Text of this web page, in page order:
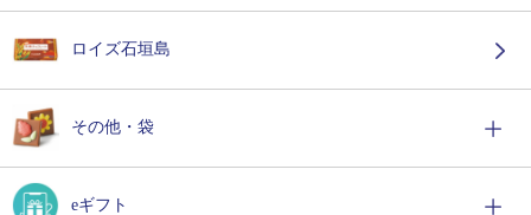
ロイズ石垣島
その他・袋
eギフト